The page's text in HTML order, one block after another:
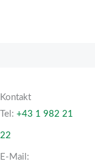
Kontakt
Tel: +43 1 982 21
22
E-Mail: